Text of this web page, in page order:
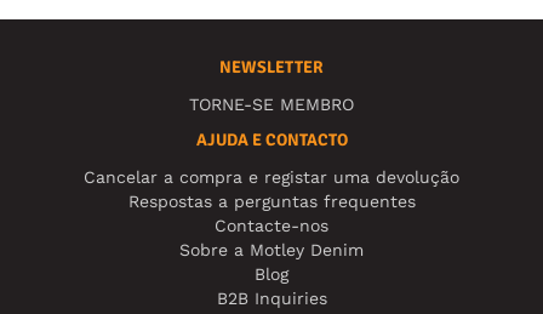
NEWSLETTER
TORNE-SE MEMBRO
AJUDA E CONTACTO
Cancelar a compra e registar uma devolução
Respostas a perguntas frequentes
Contacte-nos
Sobre a Motley Denim
Blog
B2B Inquiries